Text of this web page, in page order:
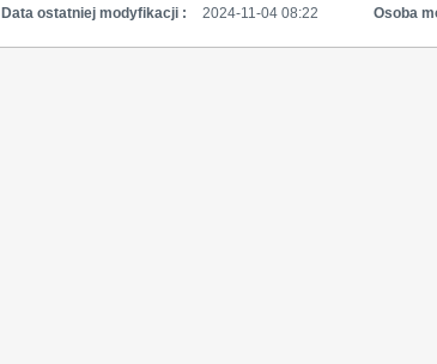
Data ostatniej modyfikacji : 2024-11-04 08:22 Osoba